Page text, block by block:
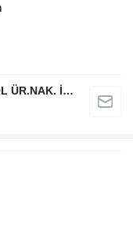
ERDALLAR TARIMSAL MAKİNA PETROL ÜR.NAK. İNŞ. HAYV. SAN. VE TİC. LTD ŞTİ